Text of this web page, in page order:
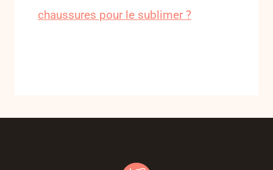
chaussures pour le sublimer ?